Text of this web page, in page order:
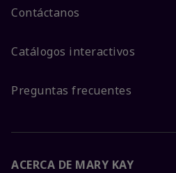
Contáctanos
Catálogos interactivos
Preguntas frecuentes
ACERCA DE MARY KAY